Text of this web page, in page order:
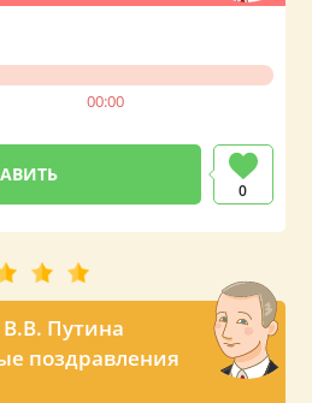
00:00
0
Путина
поздравления